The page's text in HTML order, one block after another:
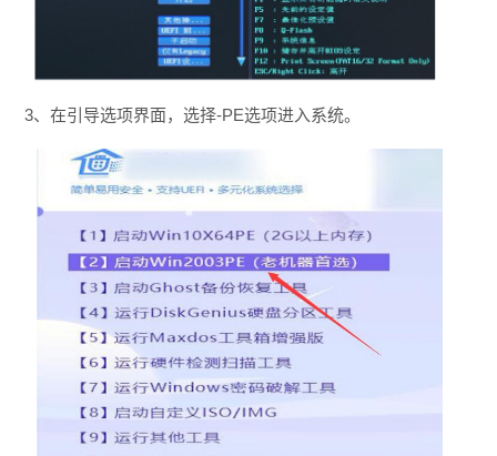
3、在引导选项界面，选择-PE选项进入系统。